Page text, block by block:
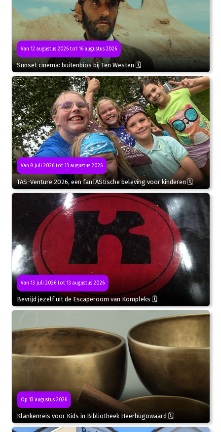
Van 12 augustus 2026 tot 16 augustus 2026
Sunset cinema: buitenbios bij Ten Westen 🗓
Van 8 juli 2026 tot 13 augustus 2026
TAS-Venture 2026, een fanTAStische beleving voor kinderen 🗓
Van 13 juli 2026 tot 13 augustus 2026
Bevrijd jezelf uit de Escaperoom van Kompleks 🗓
Op 13 augustus 2026
Klankenreis voor Kids in Bibliotheek Heerhugowaard 🗓